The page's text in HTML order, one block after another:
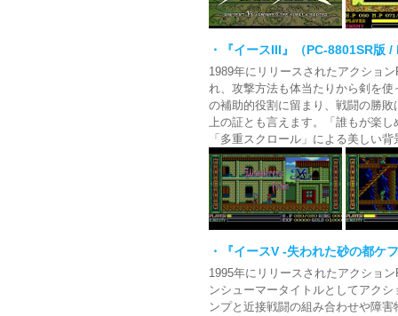
・『イースIII』（PC-8801SR版
1989年にリリースされたアクショ
れ、攻撃方法も体当たりから剣を
の補助的役割に留まり、戦闘の勝
上の証とも言えます。「誰もが楽
「多重スクロール」による美しい
・『イースV -失われた砂の都ケ
1995年にリリースされたアクショ
ンシューマータイトルとしてアク
ンプと近接戦闘の組み合わせや障